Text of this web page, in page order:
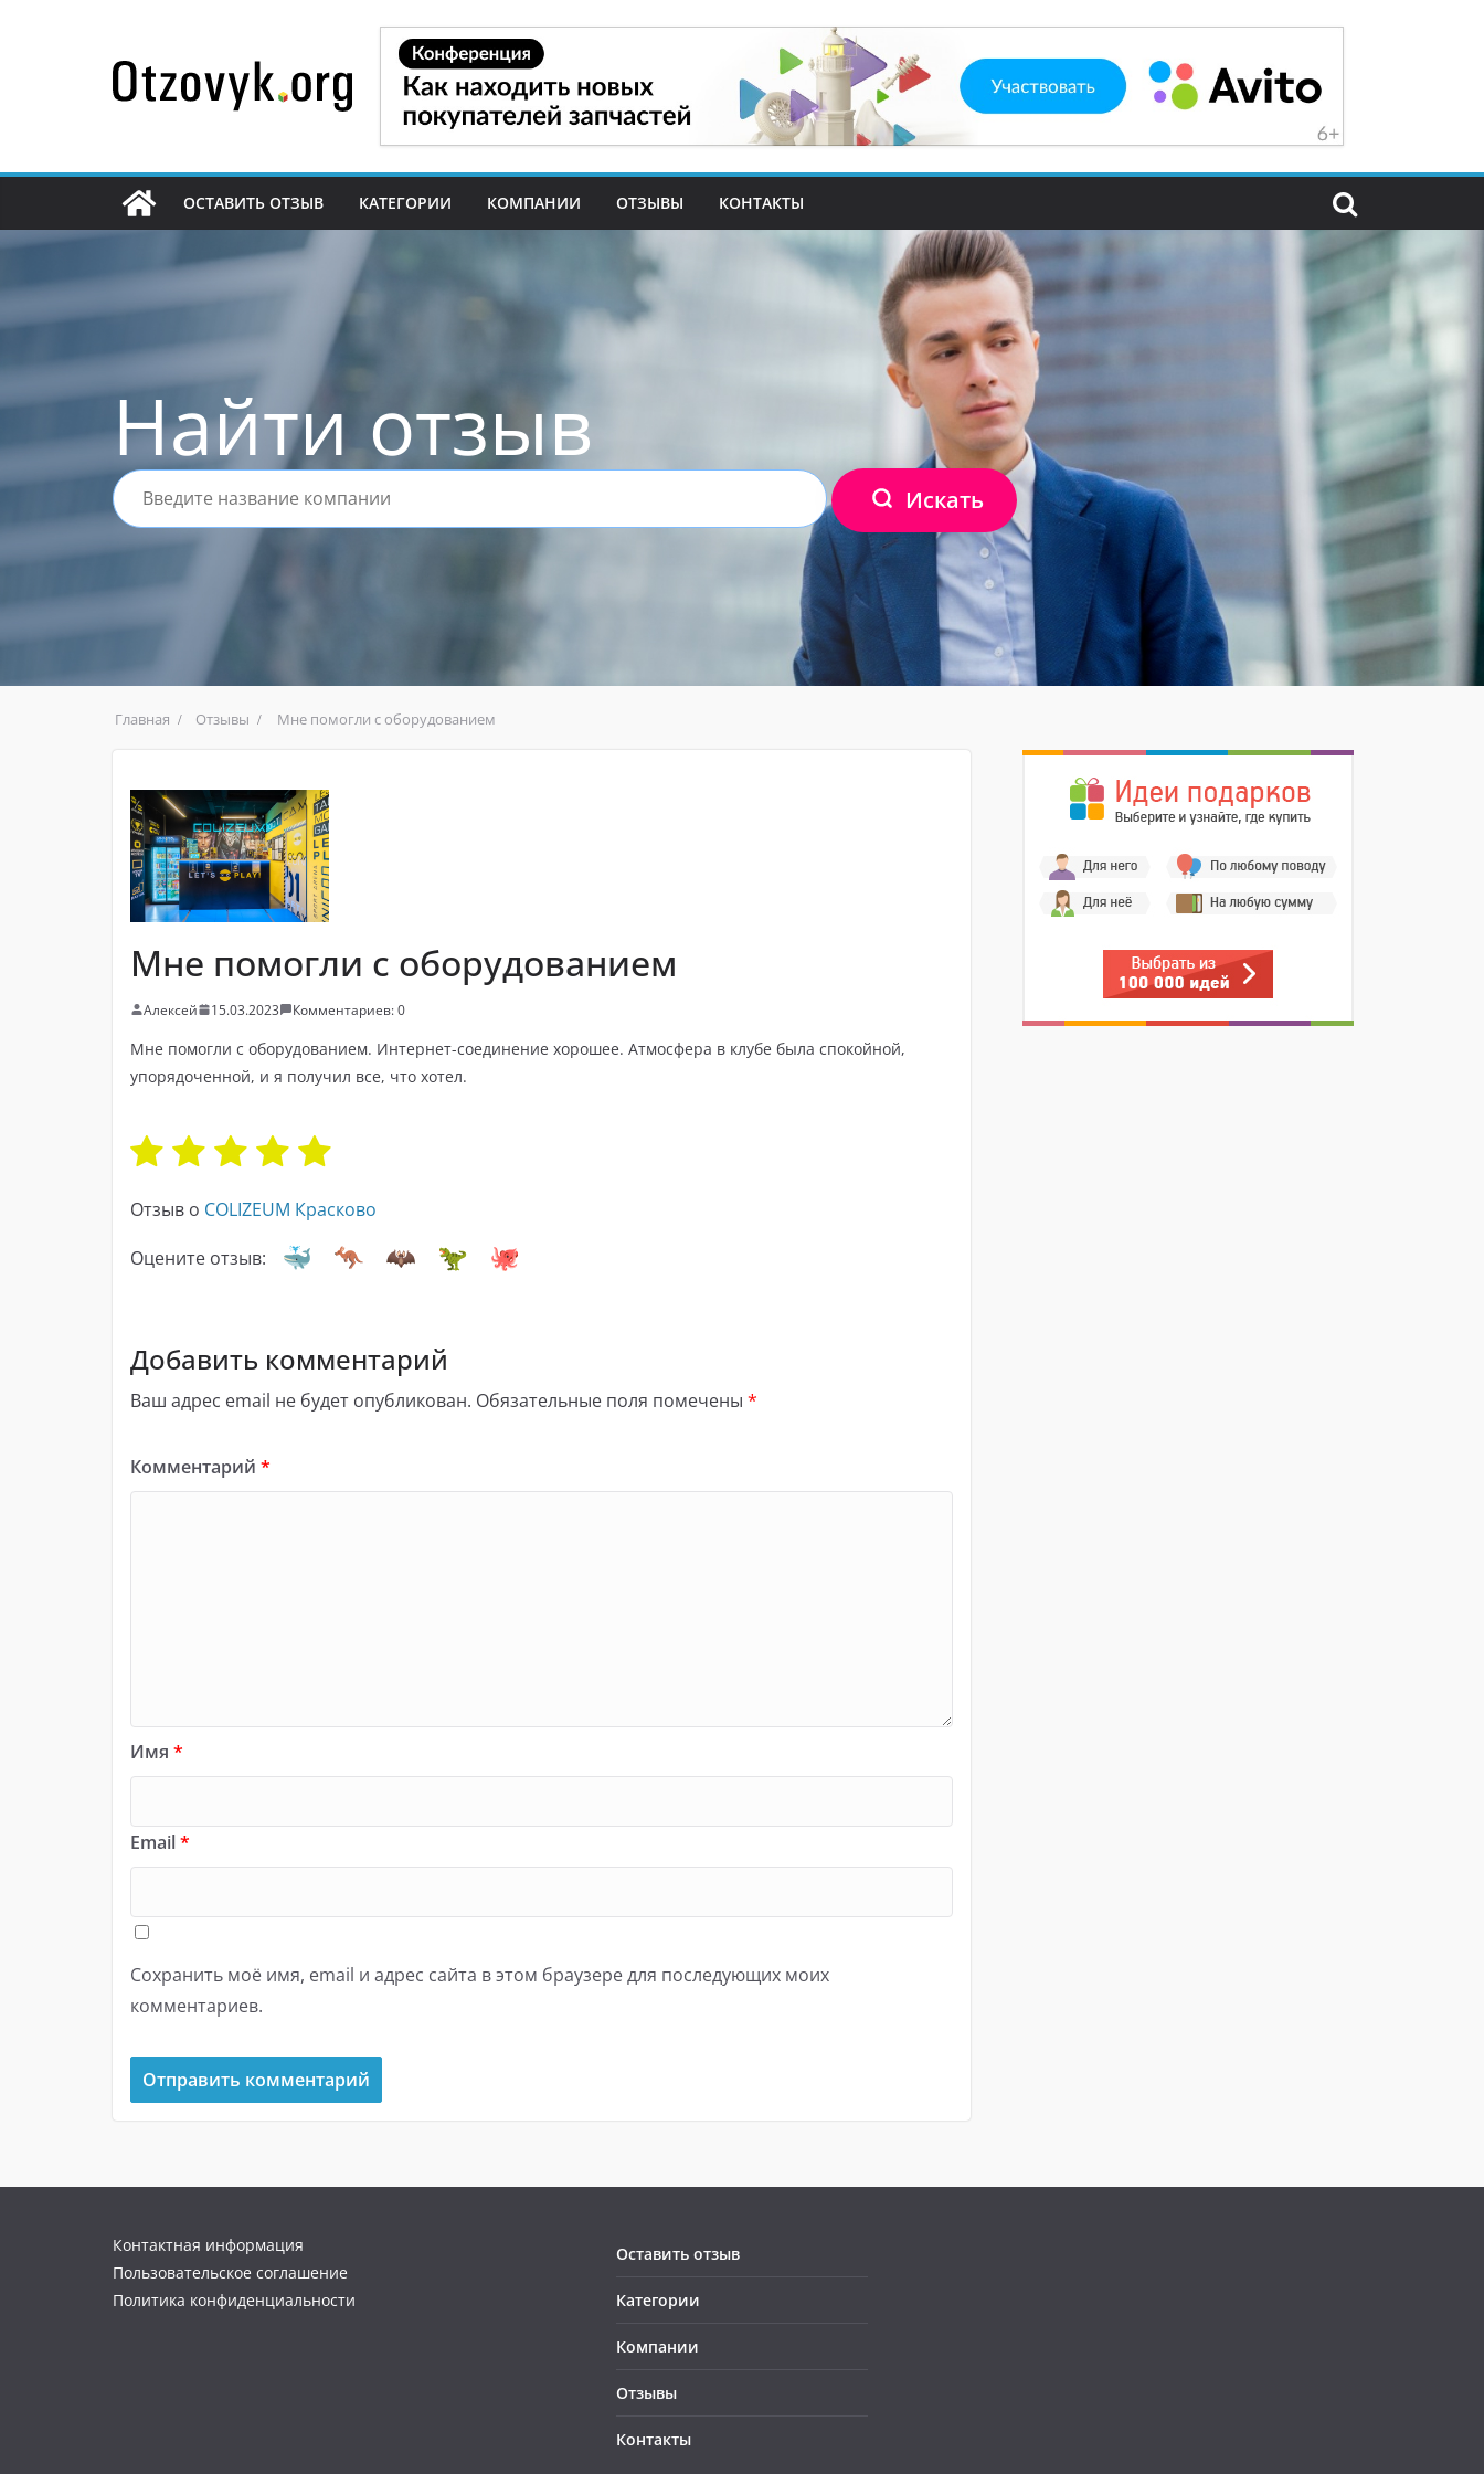
содержимому
ОСТАВИТЬ ОТЗЫВ КАТЕГОРИИ КОМПАНИИ ОТЗЫВЫ КОНТАКТЫ
Найти отзыв
Искать
Главная Отзывы Мне помогли с оборудованием
Мне помогли с оборудованием
Алексей 15.03.2023 Комментариев: 0
Мне помогли с оборудованием. Интернет-соединение хорошее. Атмосфера в клубе была спокойной,
упорядоченной, и я получил все, что хотел.
Отзыв о COLIZEUM Красково
Оцените отзыв:
Добавить комментарий
Ваш адрес email не будет опубликован. Обязательные поля помечены *
Комментарий *
Имя *
Email*
Сохранить моё имя, email и адрес сайта в этом браузере для последующих моих
комментариев.
Контактная информация
Пользовательское соглашение
Политика конфиденциальности
Оставить отзыв
Категории
Компании
Отзывы
Контакты